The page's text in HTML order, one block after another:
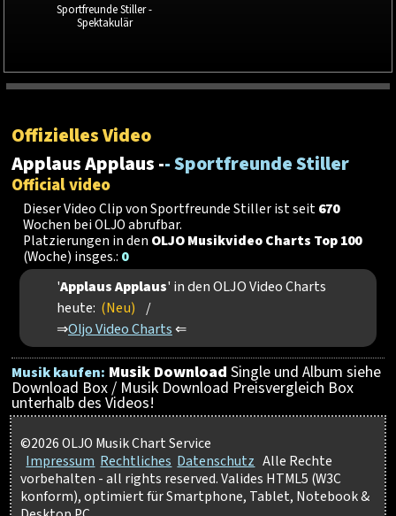
Sportfreunde Stiller -
Spektakulär
Offizielles Video
Applaus Applaus -- Sportfreunde Stiller
Official video
Dieser Video Clip von Sportfreunde Stiller ist seit670
Wochen bei OLJO abrufbar.
Platzierungen in den OLJO Musikvideo Charts Top 100
(Woche) insges.: 0
'Applaus Applaus' in den OLJO Video Charts
heute: (Neu)
/
⇒Oljo Video Charts ⇐
Musik kaufen: Musik Download Single und Album siehe
Download Box / Musik Download Preisvergleich Box
unterhalb des Videos!
©2026 OLJO Musik Chart Service
Impressum Rechtliches Datenschutz Alle Rechte
vorbehalten - all rights reserved. Valides HTML5 (W3C
konform), optimiert für Smartphone, Tablet, Notebook &